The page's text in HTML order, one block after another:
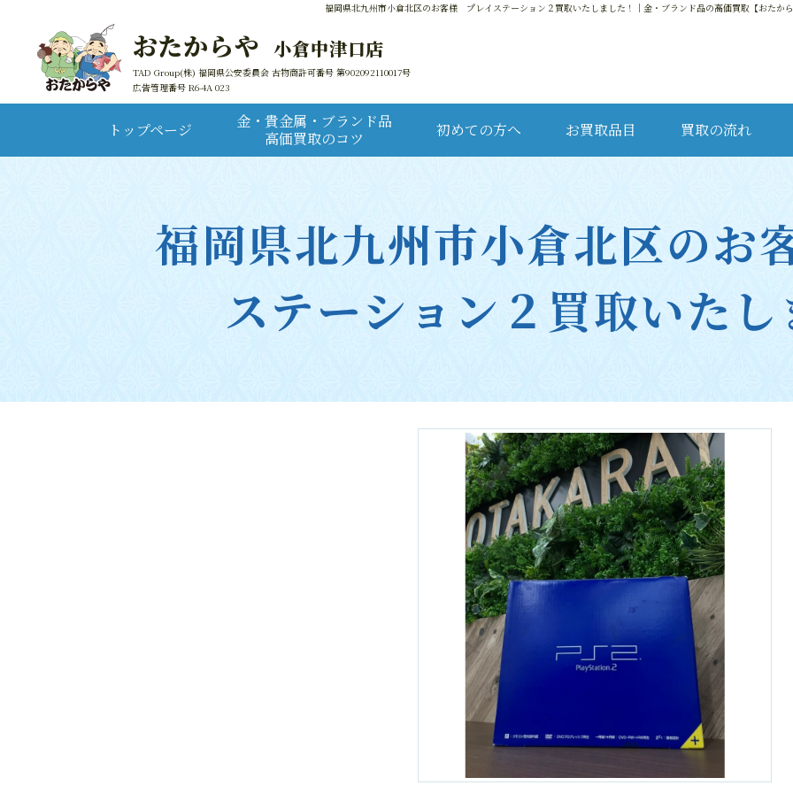
福岡県北九州市小倉北区のお客様 プレイステーション２買取いたしました！ ｜金・ブランド品の高価買取【おたか
おたからや 小倉中津口店
TAD Group(株) 福岡県公安委員会 古物商許可番号 第902092110017号
広告管理番号 R6-4A 023
トップページ
金・貴金属・ブランド品
高価買取のコツ
初めての方へ お買取品目 買取の流れ
福岡県北九州市小倉北区のお
ステーション２買取いたし